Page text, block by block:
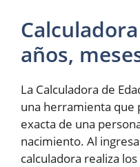
años,
La Calculadora de
una herramienta que
exacta de una
nacimiento. Al
calculadora realiza